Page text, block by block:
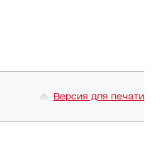
Версия для печати